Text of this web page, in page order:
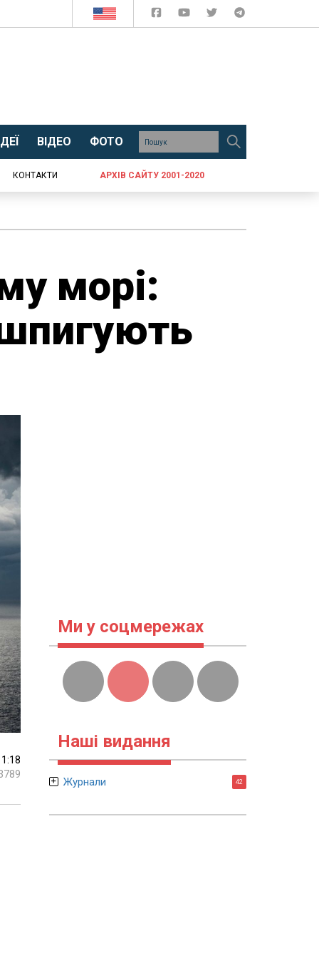
ВІДЕО ФОТО
КОНТАКТИ АРХІВ САЙТУ 2001-2020
морі:
шпигують
Ми у соцмережах
Наші видання
Журнали 42